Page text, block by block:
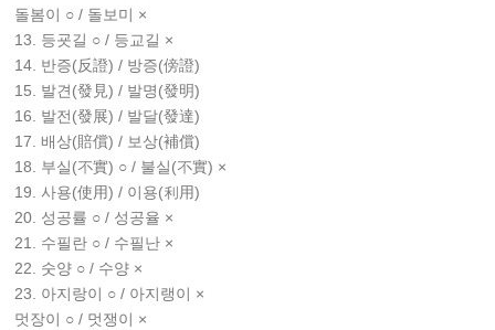
돌봄이 ○ / 돌보미 ×
13. 등굣길 ○ / 등교길 ×
14. 반증(反證) / 방증(傍證)
15. 발견(發見) / 발명(發明)
16. 발전(發展) / 발달(發達)
17. 배상(賠償) / 보상(補償)
18. 부실(不實) ○ / 불실(不實) ×
19. 사용(使用) / 이용(利用)
20. 성공률 ○ / 성공율 ×
21. 수필란 ○ / 수필난 ×
22. 숫양 ○ / 수양 ×
23. 아지랑이 ○ / 아지랭이 ×
멋장이 ○ / 멋쟁이 ×